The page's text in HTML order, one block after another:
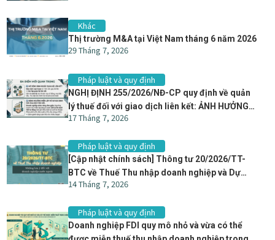
Khác
Thị trường M&A tại Việt Nam tháng 6 năm 2026
29 Tháng 7, 2026
Pháp luật và quy định
NGHỊ ĐỊNH 255/2026/NĐ-CP quy định về quản
lý thuế đối với giao dịch liên kết: ẢNH HƯỞNG
GÌ ĐẾN CÁC THƯƠNG VỤ M&A
17 Tháng 7, 2026
Pháp luật và quy định
[Cập nhật chính sách] Thông tư 20/2026/TT-
BTC về Thuế Thu nhập doanh nghiệp và Dự
thảo Nghị định hướng dẫn Luật Thuế Thu nhập
nghiệp nước ngoài
14 Tháng 7, 2026
Pháp luật và quy định
Doanh nghiệp FDI quy mô nhỏ và vừa có thể